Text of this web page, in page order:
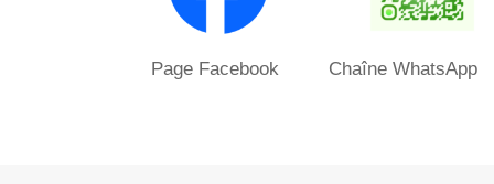
Page Facebook Chaîne WhatsApp